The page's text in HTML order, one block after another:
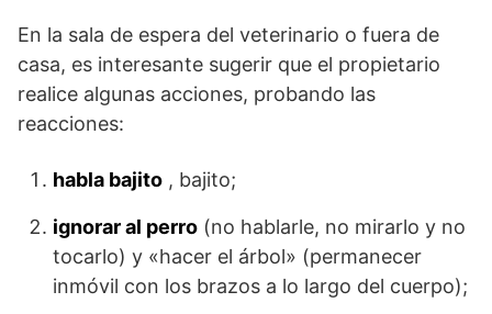
En la sala de espera del veterinario o fuera de
casa, es interesante sugerir que el propietario
realice algunas acciones, probando las
reacciones:
habla bajito , bajito;
ignorar al perro (no hablarle, no mirarlo y no
tocarlo) y «hacer el árbol» (permanecer
inmóvil con los brazos a lo largo del cuerpo);